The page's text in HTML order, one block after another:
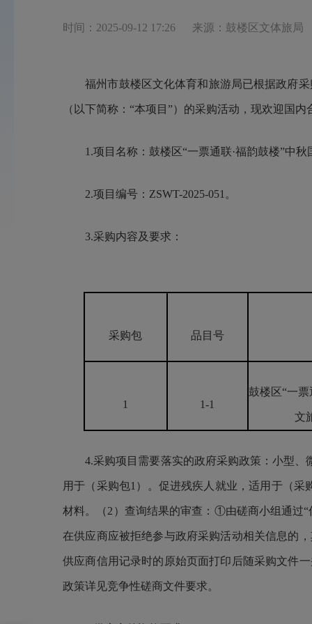
时间：2025-09-12 17:26 来源：鼓楼区文体旅局
福州市鼓楼区文化体育和旅游局已根据政府采
（以下简称：“本项目”）的采购活动，现欢迎国
1.项目名称：鼓楼区“一票通联·福韵鼓楼”中秋
2.项目编号：ZSWT-2025-051。
3.采购内容及要求：
采购包 品目号
1 1-1
鼓楼区“一票
文
4.采购项目需要落实的政府采购政策：小型、微
用于（采购包1）。促进残疾人就业，适用于（
材料。（2）查询结果的审查：①由磋商小组通过
在供应商应被拒绝参与政府采购活动相关信息的
供应商信用记录时的原始页面打印后随采购文件
政策详见竞争性磋商文件要求。